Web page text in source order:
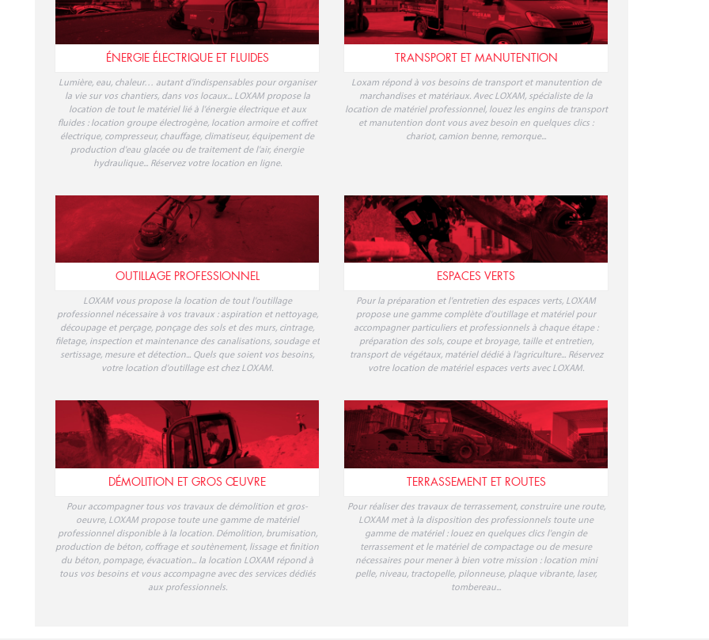
pour particuliers ou professionnels et faites une réservation en
ligne.
ÉNERGIE ÉLECTRIQUE ET FLUIDES
Lumière, eau, chaleur… autant d'indispensables pour organiser
fluides : location groupe électrogène, location armoire et coffret
électrique, compresseur, chauffage, climatiseur, équipement de
production d'eau glacée ou de traitement de l'air, énergie
hydraulique... Réservez votre location en ligne.
TRANSPORT ET MANUTENTION
et manutention dont vous avez besoin en quelques clics :
chariot, camion benne, remorque...
OUTILLAGE PROFESSIONNEL
découpage et perçage, ponçage des sols et des murs, cintrage,
filetage, inspection et maintenance des canalisations, soudage et
sertissage, mesure et détection... Quels que soient vos besoins,
votre location d'outillage est chez LOXAM.
ESPACES VERTS
accompagner particuliers et professionnels à chaque étape :
préparation des sols, coupe et broyage, taille et entretien,
transport de végétaux, matériel dédié à l'agriculture... Réservez
votre location de matériel espaces verts avec LOXAM.
DÉMOLITION ET GROS ŒUVRE
Pour accompagner tous vos travaux de démolition et gros-
TERRASSEMENT ET ROUTES
Pour réaliser des travaux de terrassement, construire une route,